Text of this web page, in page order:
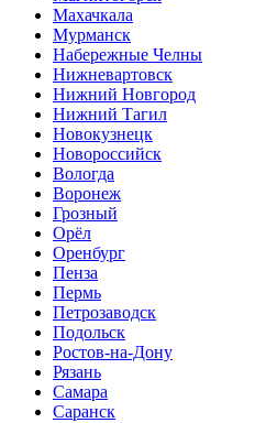
Махачкала
Мурманск
Набережные Челны
Нижневартовск
Нижний Новгород
Нижний Тагил
Новокузнецк
Новороссийск
Вологда
Воронеж
Грозный
Орёл
Оренбург
Пенза
Пермь
Петрозаводск
Подольск
Ростов-на-Дону
Рязань
Самара
Саранск